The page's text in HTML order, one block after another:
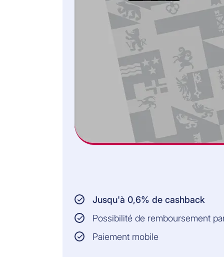
cliquez sur "ACCEPTER" si vous êtes
5. Recevez la confirmation
Le programme de remboursement est
maintenant activé. Sur votre prochain
décompte mensuel, vous verrez le
remboursement de la transaction et la
première mensualité sera débitée.
Vous pouvez activer Buy Now Pay Later
dans les 30 heures suivant la transaction.
Jusqu'à 0,6% de cashback
Possibilité de remboursement
Paiement mobile